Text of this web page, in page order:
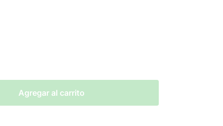
Agregar al carrito